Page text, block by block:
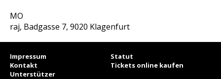
MO
raj, Badgasse 7, 9020 Klagenfurt
Impressum
Statut
Kontakt
Tickets online kaufen
Unterstützer